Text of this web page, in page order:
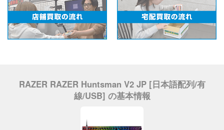
RAZER RAZER Huntsman V2 JP [日本語配列/有
線/USB] の基本情報